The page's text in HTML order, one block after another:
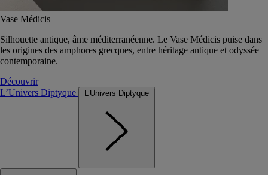
Vase Médicis
Silhouette antique, âme méditerranéenne. Le Vase Médicis puise dans
les origines des amphores grecques, entre héritage antique et odyssée
contemporaine.
Découvrir
L’Univers Diptyque
L’Univers Diptyque